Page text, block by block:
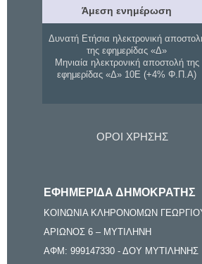
Άμεση ενημέρωση
Δυνατή Ετήσια ηλεκτρονική
της εφημερίδας «Δ»
Μηνιαία ηλεκτρονική αποστολή της
εφημερίδας «Δ» 10Ε (+4% Φ.Π.Α)
ΟΡΟΙ ΧΡΗΣΗΣ
ΕΦΗΜΕΡΙΔΑ ΔΗΜΟΚΡΑΤΗΣ
ΚΟΙΝΩΝΙΑ ΚΛΗΡΟΝΟΜΩΝ
ΑΡΙΩΝΟΣ 6 – ΜΥΤΙΛΗΝΗ
ΑΦΜ: 999147330 - ΔΟΥ ΜΥΤΙΛΗΝΗΣ